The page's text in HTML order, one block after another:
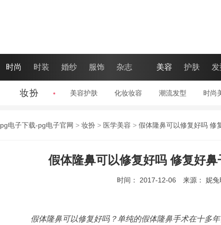
时尚 时装 婚纱 服饰 杂志 美容 护肤
妆扮 美容护肤 化妆妆容 潮流发型 时尚
pg电子下载-pg电子官网 > 妆扮 > 医学美容 > 假体隆鼻可以修复好吗 修
假体隆鼻可以修复好吗 修复好
时间： 2017-12-06 来源： 妮
假体隆鼻可以修复好吗？单纯的假体隆鼻手术在十多